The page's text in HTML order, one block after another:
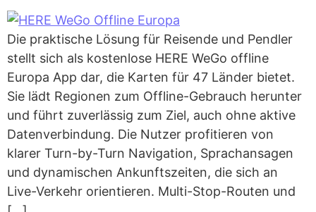
Die praktische Lösung für Reisende und Pendler
stellt sich als kostenlose HERE WeGo offline
Europa App dar, die Karten für 47 Länder bietet.
Sie lädt Regionen zum Offline-Gebrauch herunter
und führt zuverlässig zum Ziel, auch ohne aktive
Datenverbindung. Die Nutzer profitieren von
klarer Turn-by-Turn Navigation, Sprachansagen
und dynamischen Ankunftszeiten, die sich an
Live-Verkehr orientieren. Multi-Stop-Routen und